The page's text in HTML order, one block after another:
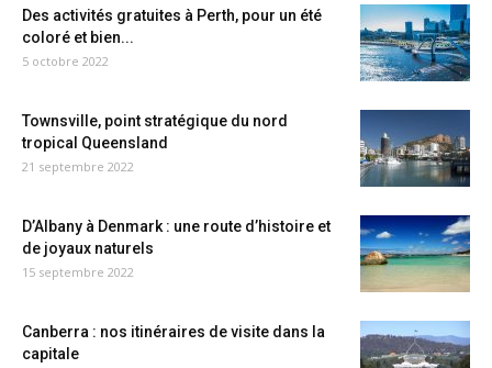
Des activités gratuites à Perth, pour un été
coloré et bien...
5 octobre 2022
Townsville, point stratégique du nord
tropical Queensland
21 septembre 2022
D’Albany à Denmark : une route d’histoire et
de joyaux naturels
15 septembre 2022
Canberra : nos itinéraires de visite dans la
capitale